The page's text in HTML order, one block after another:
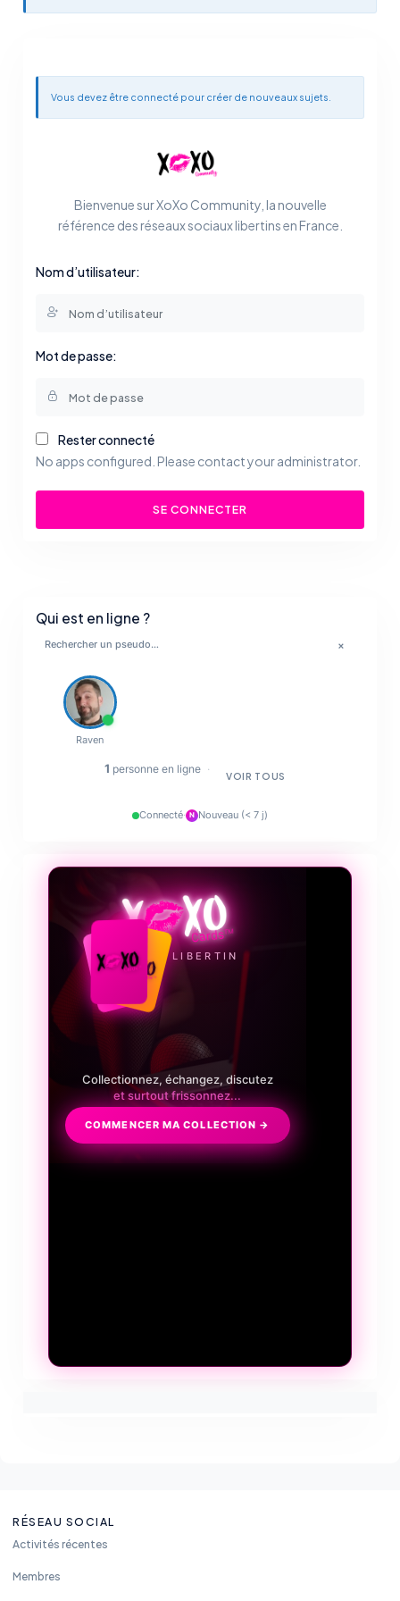
Vous devez être connecté pour créer de nouveaux sujets.
Bienvenue sur XoXo Community, la nouvelle
référence des réseaux sociaux libertins en France.
Nom d’utilisateur:
Mot de passe:
Rester connecté
No apps configured. Please contact your administrator.
SE CONNECTER
Qui est en ligne ?
×
Raven
1 personne en ligne ·
VOIR TOUS
Connecté· N Nouveau (< 7 j)
LE JEU LIBERTIN
Collectionnez, échangez, discutez
et surtout frissonnez...
COMMENCER MA COLLECTION →
RÉSEAU SOCIAL
Activités récentes
Membres